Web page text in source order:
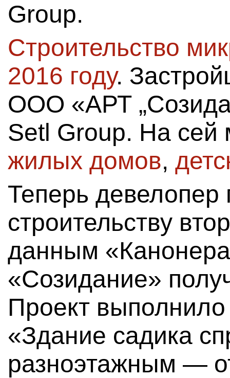
Group.
Строительство
2016 году.
ООО «АРТ
Setl Group. На
жилых домов,
Теперь девелопер
строительству
данным
«Созидание»
Проект
«Здание садика
разноэтажным —